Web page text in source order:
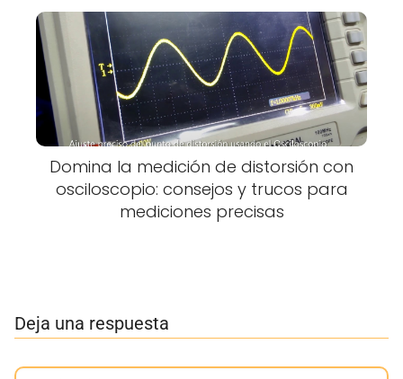
Domina la medición de distorsión con
osciloscopio: consejos y trucos para
mediciones precisas
Deja una respuesta